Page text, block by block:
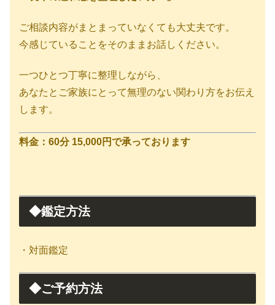
ご相談内容がまとまっていなくても大丈夫です。
今感じていることをそのままお話しください。
一つひとつ丁寧に整理しながら、
あなたとご家族にとって無理のない関わり方をお伝え
します。
料金：60分 15,000円で承っております
◆鑑定方法
・対面鑑定
◆ご予約方法